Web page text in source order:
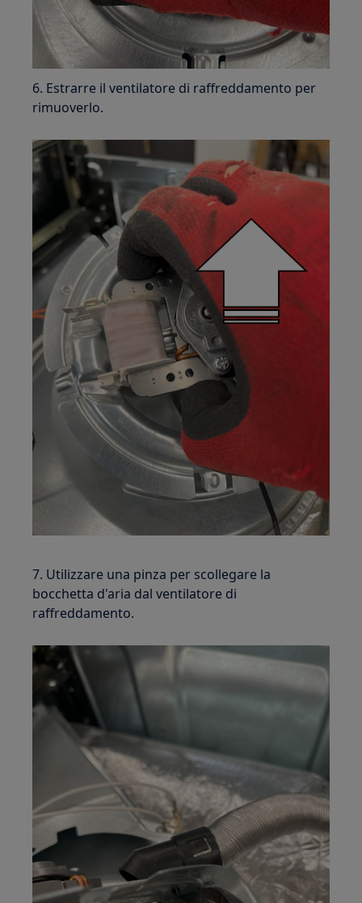
6. Estrarre il ventilatore di raffreddamento per
rimuoverlo.
7. Utilizzare una pinza per scollegare la
bocchetta d'aria dal ventilatore di
raffreddamento.